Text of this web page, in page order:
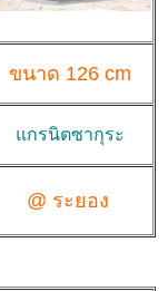
ขนาด 126 cm
แกรนิตซากุระ
@ ระยอง